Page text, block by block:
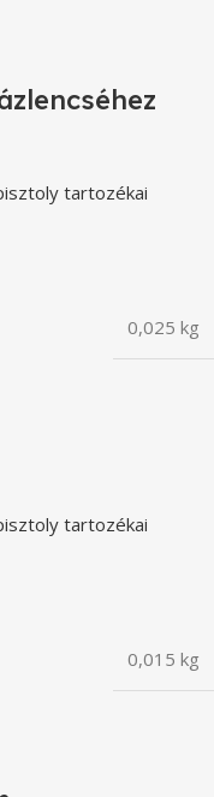
tartozékai
0,025 kg
tartozékai
0,015 kg